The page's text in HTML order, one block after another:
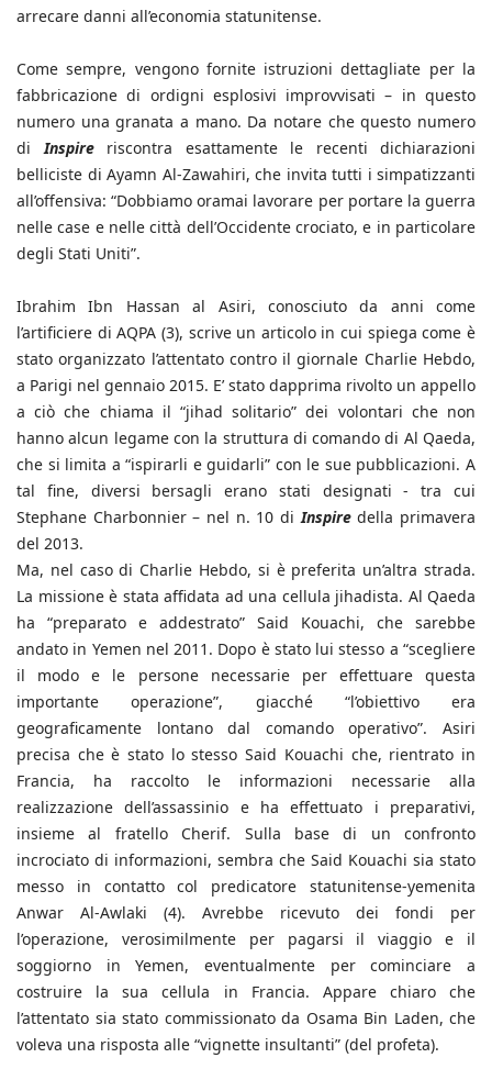
arrecare danni all’economia statunitense.
Come sempre, vengono fornite istruzioni dettagliate per la
fabbricazione di ordigni esplosivi improvvisati – in questo
numero una granata a mano. Da notare che questo numero
di Inspireriscontra esattamente le recenti dichiarazioni
belliciste di Ayamn Al-Zawahiri, che invita tutti i simpatizzanti
all’offensiva: “Dobbiamo oramai lavorare per portare la guerra
nelle case e nelle città dell’Occidente crociato, e in particolare
degli Stati Uniti”.
Ibrahim Ibn Hassan al Asiri, conosciuto da anni come
l’artificiere di AQPA (3), scrive un articolo in cui spiega come è
stato organizzato l’attentato contro il giornale Charlie Hebdo,
a Parigi nel gennaio 2015. E’ stato dapprima rivolto un appello
a ciò che chiama il “jihad solitario” dei volontari che non
hanno alcun legame con la struttura di comando di Al Qaeda,
che si limita a “ispirarli e guidarli” con le sue pubblicazioni. A
tal fine, diversi bersagli erano stati designati - tra cui
Stephane Charbonnier – nel n. 10 di Inspiredella primavera
del 2013.
Ma, nel caso di Charlie Hebdo, si è preferita un’altra strada.
La missione è stata affidata ad una cellula jihadista. Al Qaeda
ha “preparato e addestrato” Said Kouachi, che sarebbe
andato in Yemen nel 2011. Dopo è stato lui stesso a “scegliere
il modo e le persone necessarie per effettuare questa
importante operazione”, giacché “l’obiettivo era
geograficamente lontano dal comando operativo”. Asiri
precisa che è stato lo stesso Said Kouachi che, rientrato in
Francia, ha raccolto le informazioni necessarie alla
realizzazione dell’assassinio e ha effettuato i preparativi,
insieme al fratello Cherif. Sulla base di un confronto
incrociato di informazioni, sembra che Said Kouachi sia stato
messo in contatto col predicatore statunitense-yemenita
Anwar Al-Awlaki (4). Avrebbe ricevuto dei fondi per
l’operazione, verosimilmente per pagarsi il viaggio e il
soggiorno in Yemen, eventualmente per cominciare a
costruire la sua cellula in Francia. Appare chiaro che
l’attentato sia stato commissionato da Osama Bin Laden, che
voleva una risposta alle “vignette insultanti” (del profeta).